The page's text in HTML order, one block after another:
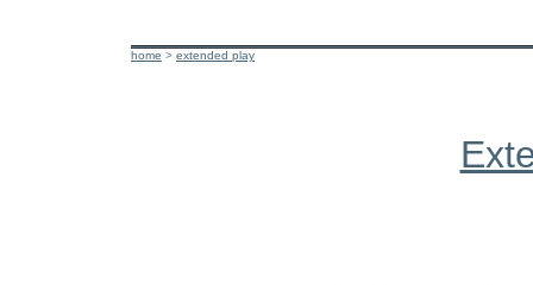
home > extended play